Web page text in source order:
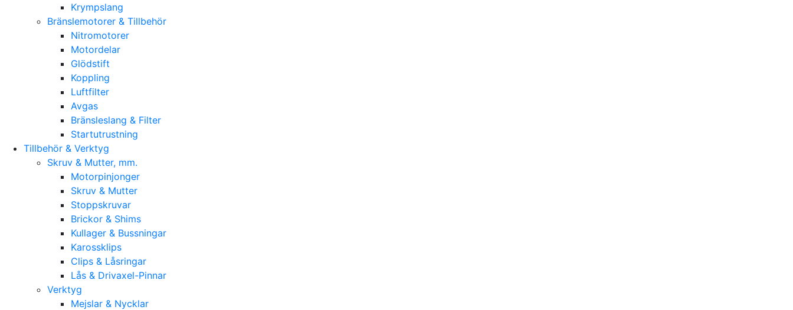
Krympslang
Bränslemotorer & Tillbehör
Nitromotorer
Motordelar
Glödstift
Koppling
Luftfilter
Avgas
Bränsleslang & Filter
Startutrustning
Tillbehör & Verktyg
Skruv & Mutter, mm.
Motorpinjonger
Skruv & Mutter
Stoppskruvar
Brickor & Shims
Kullager & Bussningar
Karossklips
Clips & Låsringar
Lås & Drivaxel-Pinnar
Verktyg
Mejslar & Nycklar